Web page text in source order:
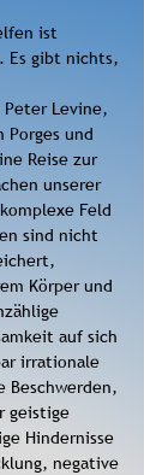
ist
Es gibt nichts,
Peter Levine,
Porges und
Reise zur
unserer
Feld
sind nicht
Körper und
auf sich
irrationale
Beschwerden,
geistige
Hindernisse
negative